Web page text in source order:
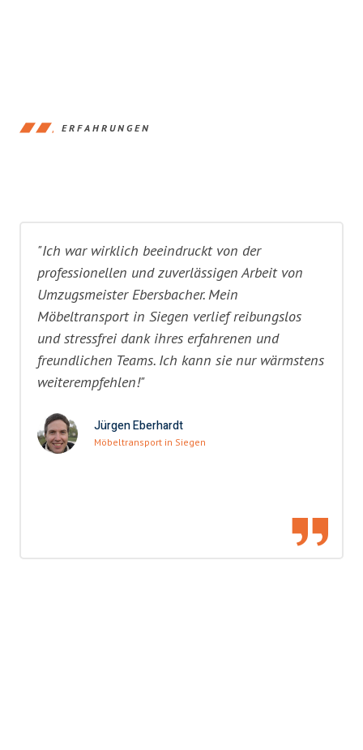
ERFAHRUNGEN
"Ich war wirklich beeindruckt von der
professionellen und zuverlässigen Arbeit von
Umzugsmeister Ebersbacher. Mein
Möbeltransport in Siegen verlief reibungslos
und stressfrei dank ihres erfahrenen und
freundlichen Teams. Ich kann sie nur wärmstens
weiterempfehlen!"
Jürgen Eberhardt
Möbeltransport in Siegen